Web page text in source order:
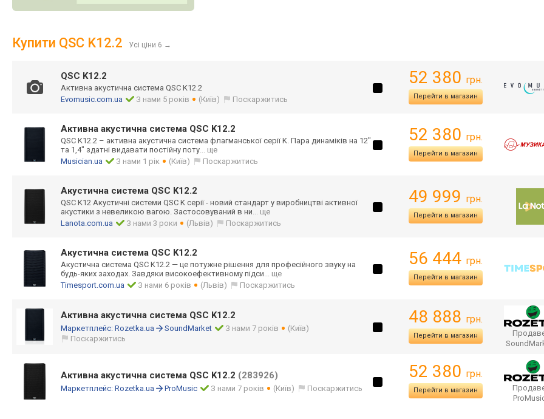
Купити QSC K12.2 Усі ціни 6 →
QSC K12.2
Активна акустична система QSC K12.2
Evomusic.com.ua
З нами 5 років (Київ) Поскаржитись
52 380 грн.
Перейти в магазин
Активна акустична система QSC K12.2
QSC K12.2 – активна акустична система флагманської серії K. Пара динаміків на 12"
та 1,4" здатні видавати постійну поту... ще
Musician.ua
З нами 1 рік (Київ) Поскаржитись
52 380 грн.
Перейти в магазин
Акустична система QSC K12.2
QSC K12 Акустичні системи QSC K серії - новий стандарт у виробництві активної
акустики з невеликою вагою. Застосовуваний в ни... ще
Lanota.com.ua
З нами 3 роки (Львів) Поскаржитись
49 999 грн.
Перейти в магазин
Акустична система QSC K12.2
Акустична система QSC K12.2 — це потужне рішення для професійного звуку на
будь-яких заходах. Завдяки високоефективному підси... ще
Timesport.com.ua
З нами 6 років (Львів) Поскаржитись
56 444 грн.
Перейти в магазин
Активна акустична система QSC K12.2
Маркетплейс: Rozetka.ua SoundMarket З нами 7 років
(Київ)
Поскаржитись
48 888 грн.
Перейти в магазин
Активна акустична система QSC K12.2 (283926)
Маркетплейс: Rozetka.ua ProMusic З нами 7 років (Київ) Поскаржитись
52 380 грн.
Перейти в магазин